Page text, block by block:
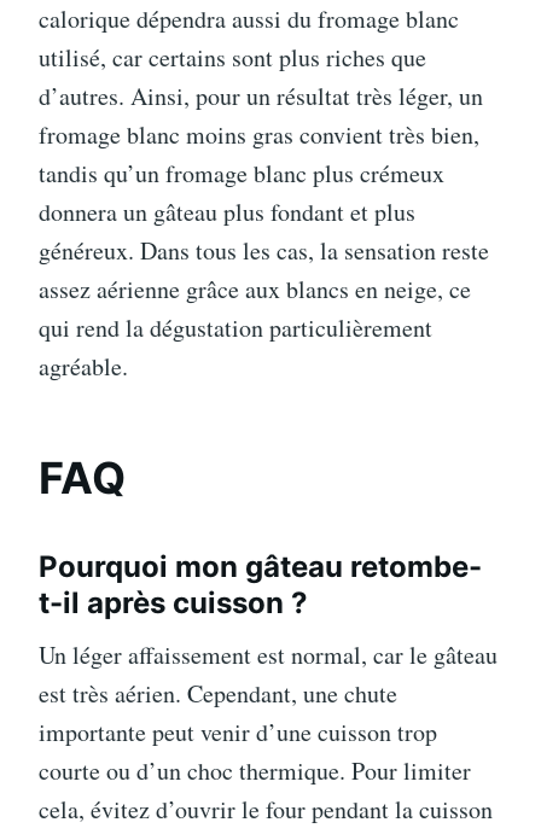
calorique dépendra aussi du fromage blanc
utilisé, car certains sont plus riches que
d’autres. Ainsi, pour un résultat très léger, un
fromage blanc moins gras convient très bien,
tandis qu’un fromage blanc plus crémeux
donnera un gâteau plus fondant et plus
généreux. Dans tous les cas, la sensation reste
assez aérienne grâce aux blancs en neige, ce
qui rend la dégustation particulièrement
agréable.
FAQ
Pourquoi mon gâteau retombe-
t-il après cuisson ?
Un léger affaissement est normal, car le gâteau
est très aérien. Cependant, une chute
importante peut venir d’une cuisson trop
courte ou d’un choc thermique. Pour limiter
cela, évitez d’ouvrir le four pendant la cuisson